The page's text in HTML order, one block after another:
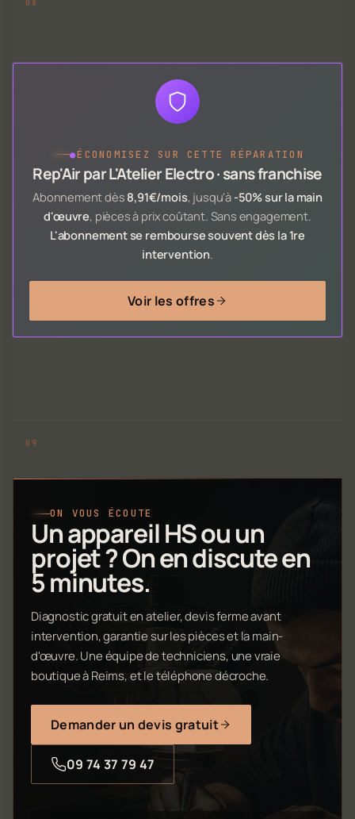
●ÉCONOMISEZ SUR CETTE RÉPARATION
Rep'Air par L'Atelier Electro · sans franchise
Abonnement dès 8,91€/mois, jusqu'à -50% sur la main
d'œuvre, pièces à prix coûtant. Sans engagement.
L'abonnement se rembourse souvent dès la 1re
intervention
Voir les offres
ON VOUS ÉCOUTE
Un appareil HS ou un
projet ? On en discute en
5 minutes.
Diagnostic gratuit en atelier, devis ferme avant
intervention, garantie sur les pièces et la main-
d'œuvre. Une équipe de techniciens, une vraie
boutique à Reims, et le téléphone décroche.
Demander un devis gratuit
09 74 37 79 47